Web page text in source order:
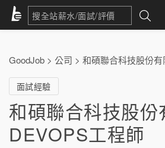
GoodJob > 公司 > 和碩聯合科技股份有
面試經驗
和碩聯合科技股份
DEVOPS工程師